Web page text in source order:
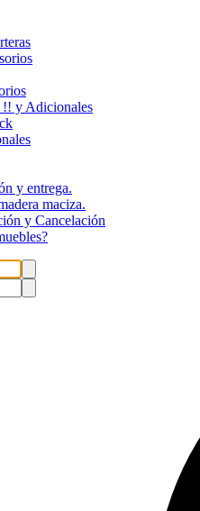
y Adicionales
y entrega.
maciza.
y Cancelación